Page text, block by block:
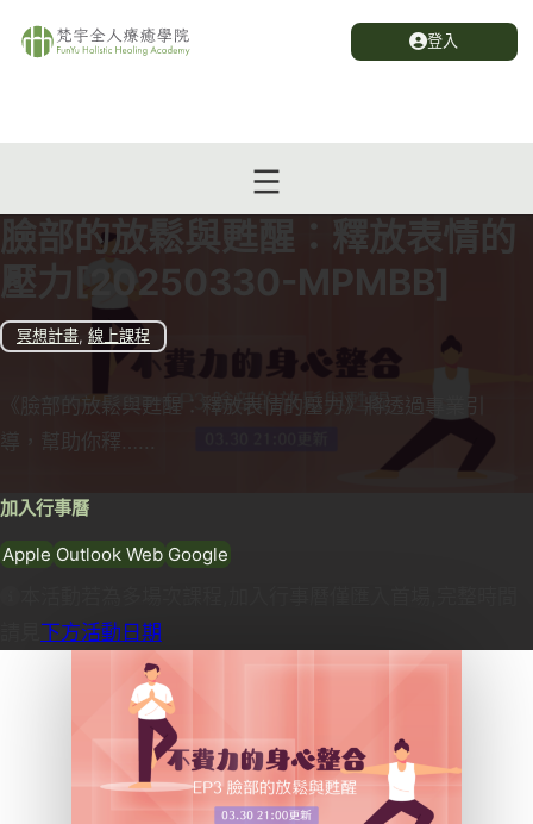
登入
臉部的放鬆與甦醒：釋放表情的
壓力[20250330-MPMBB]
冥想計畫, 線上課程
《臉部的放鬆與甦醒：釋放表情的壓力》將透過專業引
導，幫助你釋…...
加入行事曆
Apple Outlook Web Google
下方活動日期